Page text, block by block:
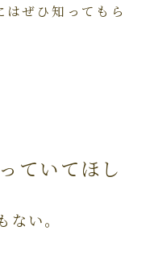
ぜひ知ってもら
ていてほし
い。